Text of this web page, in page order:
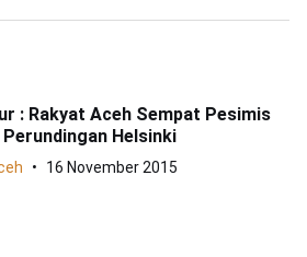
: Rakyat Aceh Sempat Pesimis
Perundingan Helsinki
16 November 2015